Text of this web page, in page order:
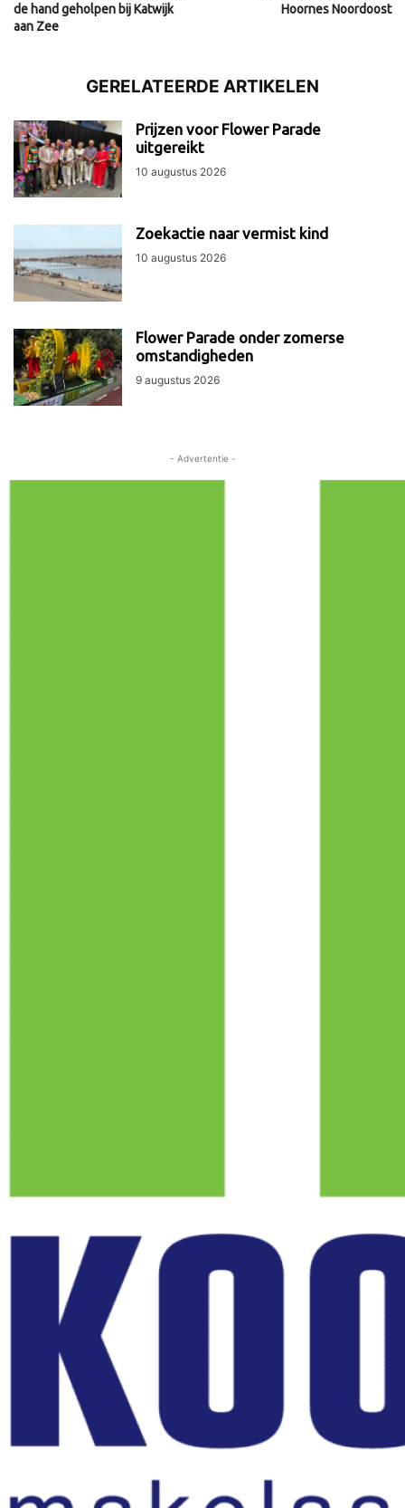
de hand geholpen bij Katwijk
aan Zee
Hoornes Noordoost
GERELATEERDE ARTIKELEN
Prijzen voor Flower Parade
uitgereikt
10 augustus 2026
Zoekactie naar vermist kind
10 augustus 2026
Flower Parade onder zomerse
omstandigheden
9 augustus 2026
- Advertentie -